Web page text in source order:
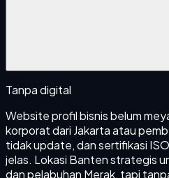
Tanpa digital
Website profil bisnis belum
korporat dari Jakarta atau
tidak update, dan sertifikasi
jelas. Lokasi Banten strategis
dan pelabuhan Merak, tapi